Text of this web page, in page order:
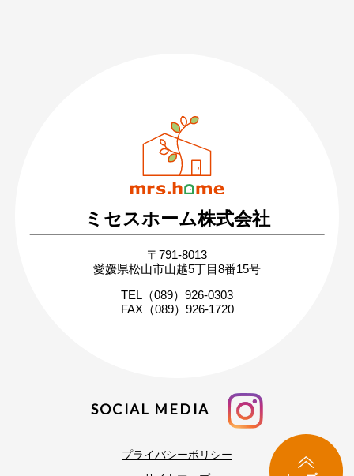
営業時間：月〜土 8:30 〜 17:30
日・祝 9:30 〜 17:30
無料相談・お問い合わせ
まずはお気軽にご相談ください
家づくりの疑問や不安にお答えします
ミセスホーム株式会社
〒791-8013
愛媛県松山市山越5丁目8番15号
TEL（089）926-0303
FAX（089）926-1720
SOCIAL MEDIA
プライバシーポリシー